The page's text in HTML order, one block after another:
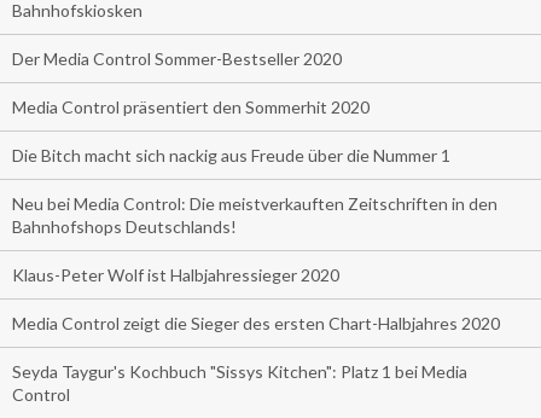
Bahnhofskiosken
Der Media Control Sommer-Bestseller 2020
Media Control präsentiert den Sommerhit 2020
Die Bitch macht sich nackig aus Freude über die Nummer 1
Neu bei Media Control: Die meistverkauften Zeitschriften in den
Bahnhofshops Deutschlands!
Klaus-Peter Wolf ist Halbjahressieger 2020
Media Control zeigt die Sieger des ersten Chart-Halbjahres 2020
Seyda Taygur's Kochbuch "Sissys Kitchen": Platz 1 bei Media
Control